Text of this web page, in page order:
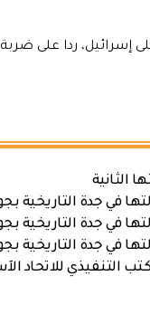
إسرائيل، ردا على
الثانية
بجوائز 150 ألف
بجوائز 150 ألف
بجوائز 150 ألف
التنفيذي للاتحاد